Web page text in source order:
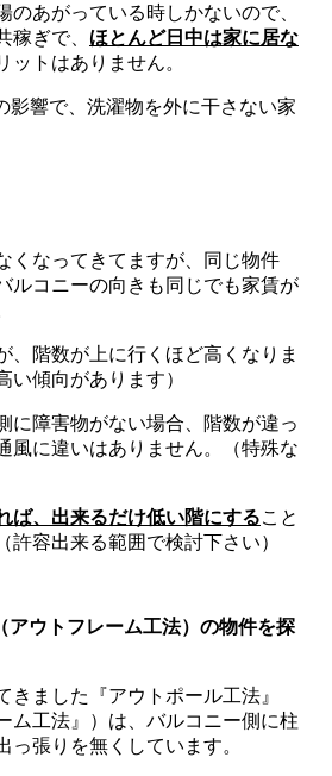
のあがっている時しかないので、
稼ぎで、 ほとんど日中は家に居な
ットはありません。
影響で、洗濯物を外に干さない家
くなってきてますが、同じ物件
ルコニーの向きも同じでも家賃が
、階数が上に行くほど高くなりま
い傾向があります）
に障害物がない場合、階数が違っ
風に違いはありません。（特殊な
ば、出来るだけ低い階にすること
許容出来る範囲で検討下さい）
アウトフレーム工法）の物件を探
きました『アウトポール工法』
ム工法』）は、バルコニー側に柱
っ張りを無くしています。